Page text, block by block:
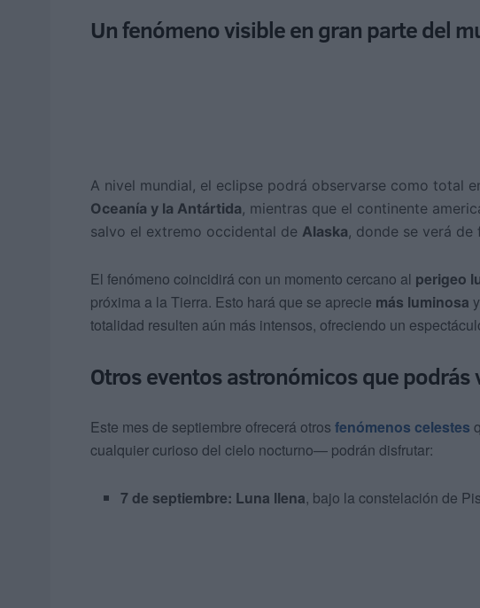
Un fenómeno visible en gran parte del
A nivel mundial, el eclipse podrá observarse como total
Oceanía y la Antártida, mientras que el continente
salvo el extremo occidental de Alaska, donde se verá de
El fenómeno coincidirá con un momento cercano al perigeo
próxima a la Tierra. Esto hará que se aprecie más luminosa
totalidad resulten aún más intensos, ofreciendo un
Otros eventos astronómicos que podrás
Este mes de septiembre ofrecerá otros fenómenos celestes
cualquier curioso del cielo nocturno— podrán disfrutar:
7 de septiembre: Luna llena, bajo la constelación de